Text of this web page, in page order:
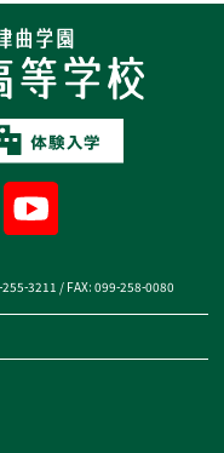
3211 / FAX: 099-258-0080